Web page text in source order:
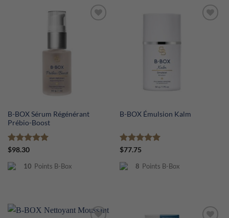
B-BOX Sérum Régénérant
Prébio-Boost
Note5
$98.30
10 Points B-Box
B-BOX Émulsion Kalm
Note5
$77.75
8 Points B-Box